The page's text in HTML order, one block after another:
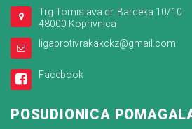
Trg Tomislava dr. Bardeka 10/10
48000 Koprivnica
ligaprotivrakakckz@gmail.com
Facebook
POSUDIONICA